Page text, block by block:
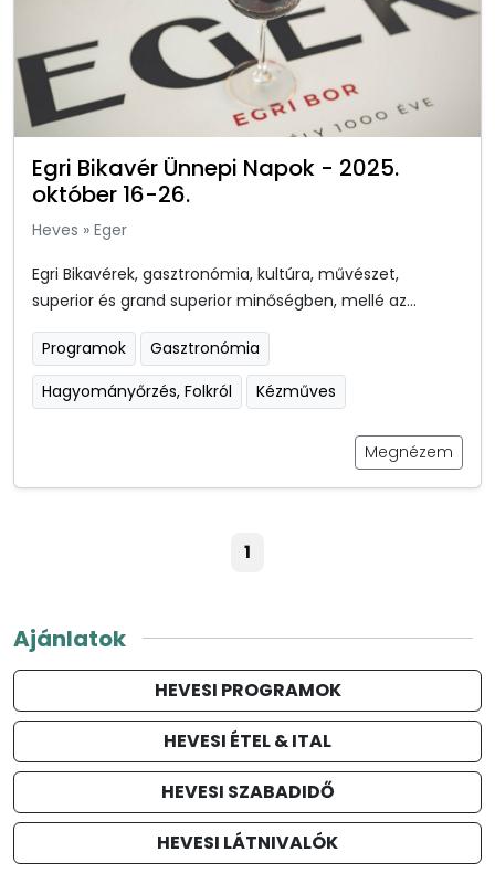
Egri Bikavér Ünnepi Napok - 2025.
október 16-26.
Heves » Eger
Egri Bikavérek, gasztronómia, kultúra, művészet,
superior és grand superior minőségben, mellé az...
Programok
Gasztronómia
Hagyományőrzés, Folkról
Kézműves
Megnézem
1
Ajánlatok
HEVESI PROGRAMOK
HEVESI ÉTEL & ITAL
HEVESI SZABADIDŐ
HEVESI LÁTNIVALÓK